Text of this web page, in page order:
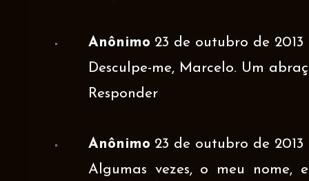
Anônimo 23 de outubro de 2013
Desculpe-me, Marcelo. Um
Responder
Anônimo 23 de outubro de 2013
Algumas vezes, o meu nome,